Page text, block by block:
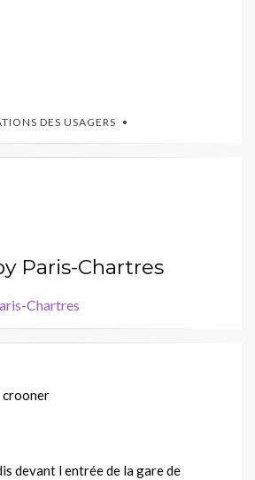
DES USAGERS
Paris-Chartres
Chartres
crooner
devant l entrée de la gare de